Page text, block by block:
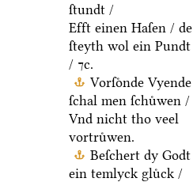
ſtundt /
Efft einen Haſen / de
ſteyth wol ein Pundt
/ ⁊c.
Vorſoͤnde Vyende
ſchal men ſchuͤwen /
Vnd nicht tho veel
vortruͤwen.
Beſchert dy Godt
ein temlyck gluͤck /